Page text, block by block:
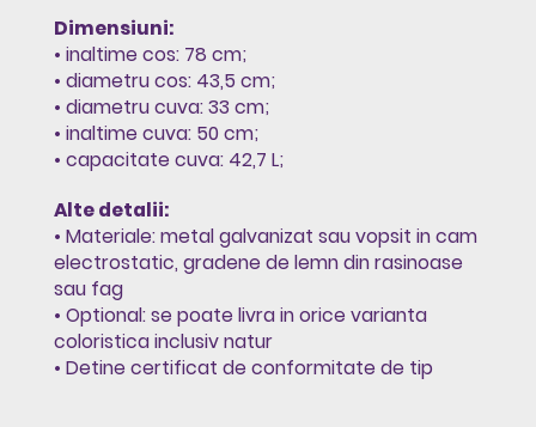
Dimensiuni:
• inaltime cos: 78 cm;
• diametru cos: 43,5 cm;
• diametru cuva: 33 cm;
• inaltime cuva: 50 cm;
• capacitate cuva: 42,7 L;
Alte detalii:
• Materiale: metal galvanizat sau vopsit in cam
electrostatic, gradene de lemn din rasinoase
sau fag
• Optional: se poate livra in orice varianta
coloristica inclusiv natur
• Detine certificat de conformitate de tip